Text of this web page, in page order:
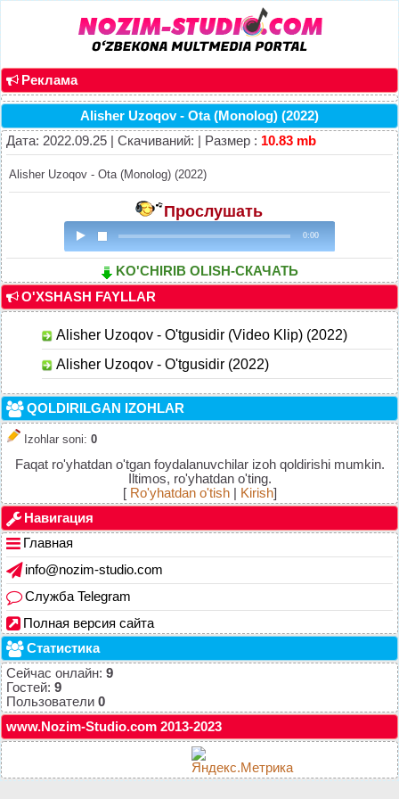
Реклама
Alisher Uzoqov - Ota (Monolog) (2022)
Дата: 2022.09.25 | Скачиваний: | Размер : 10.83 mb
Alisher Uzoqov - Ota (Monolog) (2022)
Прослушать
0:00
KO'CHIRIB OLISH-СКАЧАТЬ
O'XSHASH FAYLLAR
Alisher Uzoqov - O'tgusidir (Video Klip) (2022)
Alisher Uzoqov - O'tgusidir (2022)
QOLDIRILGAN IZOHLAR
Izohlar soni: 0
Faqat ro'yhatdan o'tgan foydalanuvchilar izoh qoldirishi mumkin.
Iltimos, ro'yhatdan o'ting.
[ Ro'yhatdan o'tish| Kirish]
Навигация
Главная
info@nozim-studio.com
Служба Telegram
Полная версия сайта
Статистика
Сейчас онлайн: 9
Гостей: 9
Пользователи 0
www.Nozim-Studio.com 2013-2023